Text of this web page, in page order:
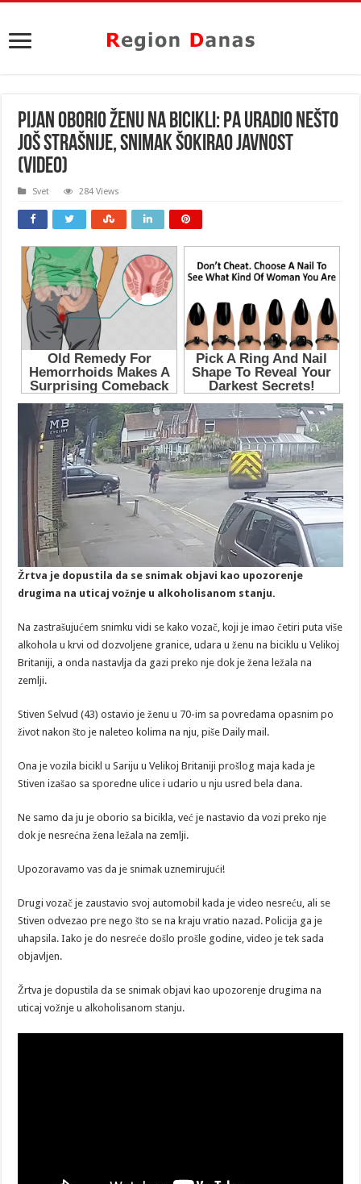
PIJAN OBORIO ŽENU NA BICIKLI: Pa uradio nešto
još STRAŠNIJE, snimak ŠOKIRAO javnost
(VIDEO)
Svet 284 Views
Žrtva je dopustila da se snimak objavi kao upozorenje
drugima na uticaj vožnje u alkoholisanom stanju.
Na zastrašujućem snimku vidi se kako vozač, koji je imao četiri puta više
alkohola u krvi od dozvoljene granice, udara u ženu na biciklu u Velikoj
Britaniji, a onda nastavlja da gazi preko nje dok je žena ležala na
zemlji.
Stiven Selvud (43) ostavio je ženu u 70-im sa povredama opasnim po
život nakon što je naleteo kolima na nju, piše Daily mail.
Ona je vozila bicikl u Sariju u Velikoj Britaniji prošlog maja kada je
Stiven izašao sa sporedne ulice i udario u nju usred bela dana.
Ne samo da ju je oborio sa bicikla, već je nastavio da vozi preko nje
dok je nesrećna žena ležala na zemlji.
Upozoravamo vas da je snimak uznemirujući!
Drugi vozač je zaustavio svoj automobil kada je video nesreću, ali se
Stiven odvezao pre nego što se na kraju vratio nazad. Policija ga je
uhapsila. Iako je do nesreće došlo prošle godine, video je tek sada
objavljen.
Žrtva je dopustila da se snimak objavi kao upozorenje drugima na
uticaj vožnje u alkoholisanom stanju.